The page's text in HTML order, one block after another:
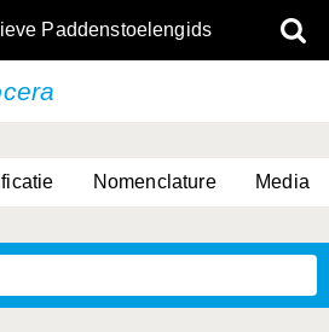
Paddenstoelengids
Nomenclature Media